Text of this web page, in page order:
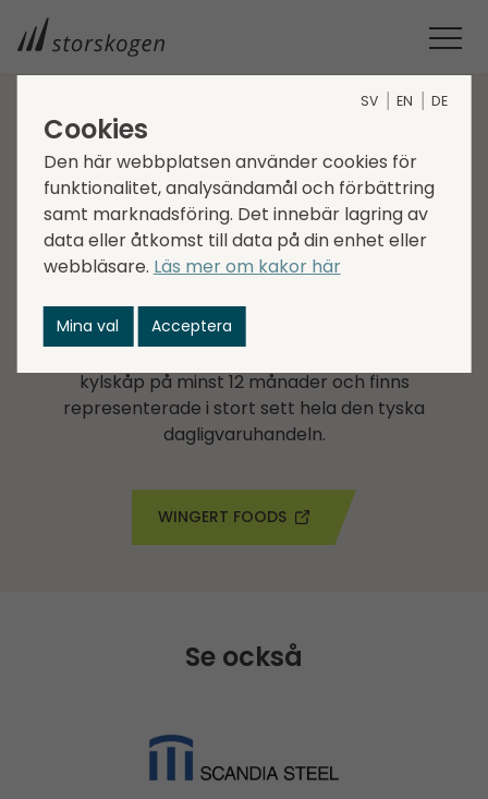
Wingert Foods
Wingert Foods GmbH är en ledande tillverkare av
färdigmat i Tyskland. Bolaget producerar flerfacks-
matbrickor och säljer dessa via private label
distributionspartners samt Unilever-varumärket ”Du
kylskåp på minst 12 månader och finns
representerade i stort sett hela den tyska
dagligvaruhandeln.
WINGERT FOODS
Se också
SV EN DE
Cookies
Den här webbplatsen använder cookies för
funktionalitet, analysändamål och förbättring
samt marknadsföring. Det innebär lagring av
data eller åtkomst till data på din enhet eller
webbläsare. Läs mer om kakor här
Mina val Acceptera